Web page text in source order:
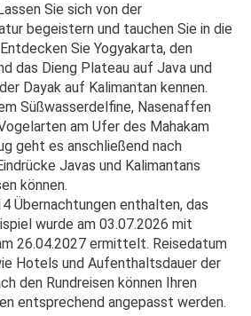
Sie sich von der
begeistern und tauchen Sie in die
Sie Yogyakarta, den
das Dieng Plateau auf Java und
Dayak auf Kalimantan kennen.
Süßwasserdelfine, Nasenaffen
am Ufer des Mahakam
geht es anschließend nach
Javas und Kalimantans
können.
Übernachtungen enthalten, das
wurde am 03.07.2026 mit
26.04.2027 ermittelt. Reisedatum
Hotels und Aufenthaltsdauer der
den Rundreisen können Ihren
entsprechend angepasst werden.